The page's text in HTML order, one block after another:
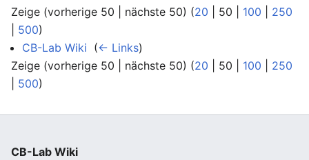
Zeige (vorherige 50 nächste 50) (20 50 100
250
500)
CB-Lab Wiki (← Links)
Zeige (vorherige 50 nächste 50) (20 50 100
250
500)
CB-Lab Wiki